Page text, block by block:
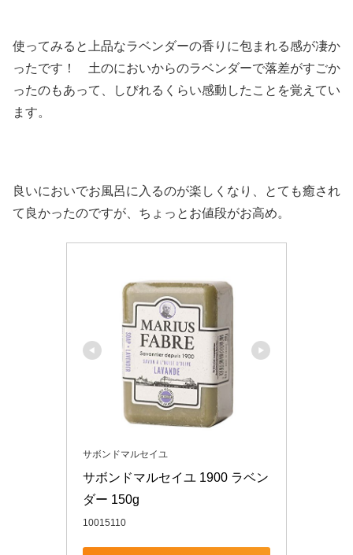
使ってみると上品なラベンダーの香りに包まれる感が凄か
ったです！ 土のにおいからのラベンダーで落差がすごか
ったのもあって、しびれるくらい感動したことを覚えてい
ます。
良いにおいでお風呂に入るのが楽しくなり、とても癒され
て良かったのですが、ちょっとお値段がお高め。
サボンドマルセイユ
サボンドマルセイユ 1900 ラベン
ダー 150g
10015110